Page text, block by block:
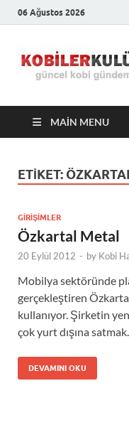
06 Ağustos 2026
MAIN MENU
ETIKET:
GIRIŞIMLER
Özkartal Metal
20 Eylül 2012 - by Kobi
Mobilya sektöründe
gerçekleştiren
kullanıyor. Şirketin
çok yurt dışına
DEVAMINI OKU